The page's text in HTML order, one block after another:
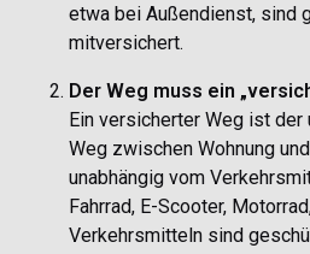
etwa bei Außendienst, sind
mitversichert.
Der Weg muss ein
Ein versicherter Weg ist
Weg zwischen Wohnung
unabhängig vom
Fahrrad, E-Scooter,
Verkehrsmitteln sind